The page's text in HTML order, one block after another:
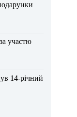
участю
14-річний